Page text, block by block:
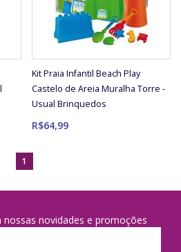
Kit Praia Infantil Beach Play
Castelo de Areia Muralha Torre -
Usual Brinquedos
R$64,99
1
nossas novidades e promoções